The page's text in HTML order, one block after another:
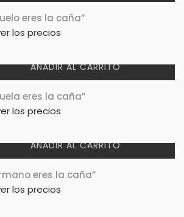
eres la caña”
los precios
AÑADIR AL CARRITO
eres la caña”
los precios
AÑADIR AL CARRITO
eres la caña”
los precios